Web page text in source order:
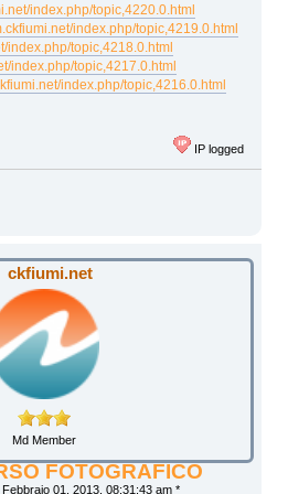
index.php/topic,4220.0.html
index.php/topic,4219.0.html
index.php/topic,4218.0.html
index.php/topic,4217.0.html
index.php/topic,4216.0.html
IP logged
ckfiumi.net
Md Member
FOTOGRAFICO
Febbraio 01, 2013, 08:31:43 am *